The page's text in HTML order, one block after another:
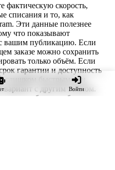
Войти
фактическую скорость,
списания и то, как
Эти данные полезнее
что показывают
вашим публикацию. Если
заказе можно сохранить
только объём. Если
гарантии и доступность
слишком быстрым или
с другим темпом.
подобрать стабильную